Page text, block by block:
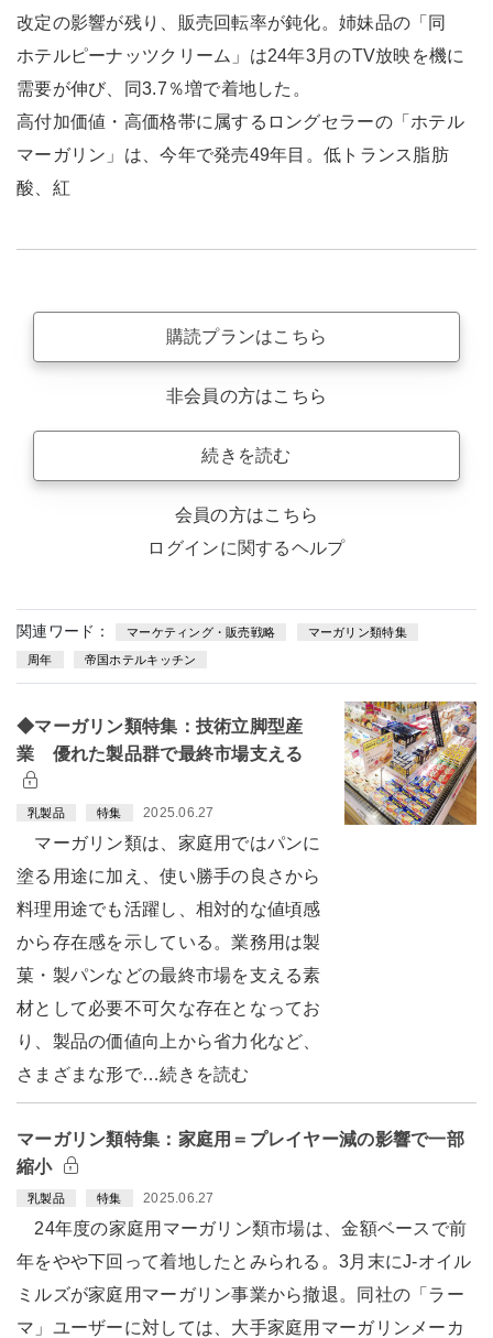
改定の影響が残り、販売回転率が鈍化。姉妹品の「同
ホテルピーナッツクリーム」は24年3月のTV放映を機に
需要が伸び、同3.7％増で着地した。
高付加価値・高価格帯に属するロングセラーの「ホテル
マーガリン」は、今年で発売49年目。低トランス脂肪
酸、紅
購読プランはこちら
非会員の方はこちら
続きを読む
会員の方はこちら
ログインに関するヘルプ
関連ワード： マーケティング・販売戦略 マーガリン類特集
周年 帝国ホテルキッチン
◆マーガリン類特集：技術立脚型産
業 優れた製品群で最終市場支える
乳製品 特集 2025.06.27
マーガリン類は、家庭用ではパンに
塗る用途に加え、使い勝手の良さから
料理用途でも活躍し、相対的な値頃感
から存在感を示している。業務用は製
菓・製パンなどの最終市場を支える素
材として必要不可欠な存在となってお
り、製品の価値向上から省力化など、
さまざまな形で…続きを読む
マーガリン類特集：家庭用＝プレイヤー減の影響で一部
縮小
乳製品 特集 2025.06.27
24年度の家庭用マーガリン類市場は、金額ベースで前
年をやや下回って着地したとみられる。3月末にJ-オイル
ミルズが家庭用マーガリン事業から撤退。同社の「ラー
マ」ユーザーに対しては、大手家庭用マーガリンメーカ